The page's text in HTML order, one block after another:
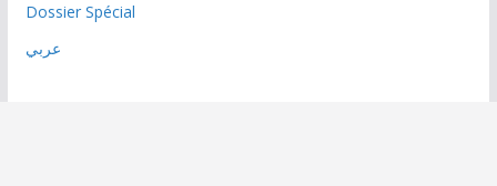
Dossier Spécial
عربي